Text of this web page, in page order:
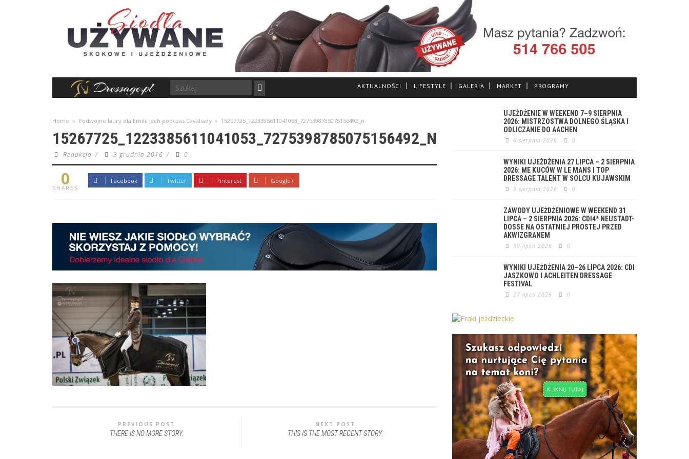
AKTUALNOŚCI LIFESTYLE GALERIA MARKET PROGRAMY
Home » Podwójne laury dla Emilii Jach podczas Cavaliady » 15267725_1223385611041053_7275398785075156492_n
15267725_1223385611041053_7275398785075156492_N
Redakcja / 3 grudnia 2016 / 0
0
SHARES
Facebook Twitter Pinterest Google+
PREVIOUS POST
THERE IS NO MORE STORY.
NEXT POST
THIS IS THE MOST RECENT STORY.
UJEŻDŻENIE W WEEKEND 7–9 SIERPNIA
2026: MISTRZOSTWA DOLNEGO ŚLĄSKA I
ODLICZANIE DO AACHEN
6 sierpnia 2026 0
WYNIKI UJEŻDŻENIA 27 LIPCA – 2 SIERPNIA
2026: ME KUCÓW W LE MANS I TOP
DRESSAGE TALENT W SOLCU KUJAWSKIM
3 sierpnia 2026 0
ZAWODY UJEŻDŻENIOWE W WEEKEND 31
LIPCA – 2 SIERPNIA 2026: CDI4* NEUSTADT-
DOSSE NA OSTATNIEJ PROSTEJ PRZED
AKWIZGRANEM
30 lipca 2026 0
WYNIKI UJEŻDŻENIA 20–26 LIPCA 2026: CDI
JASZKOWO I ACHLEITEN DRESSAGE
FESTIVAL
27 lipca 2026 0